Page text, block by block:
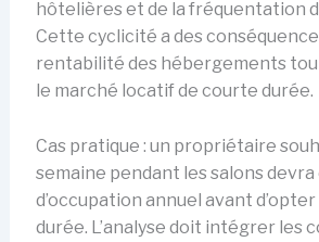
hôtelières et de la fréquentation
Cette cyclicité a des
rentabilité des hébergements
le marché locatif de courte durée.
Cas pratique : un propriétaire
semaine pendant les salons
d’occupation annuel avant
durée. L’analyse doit intégrer les